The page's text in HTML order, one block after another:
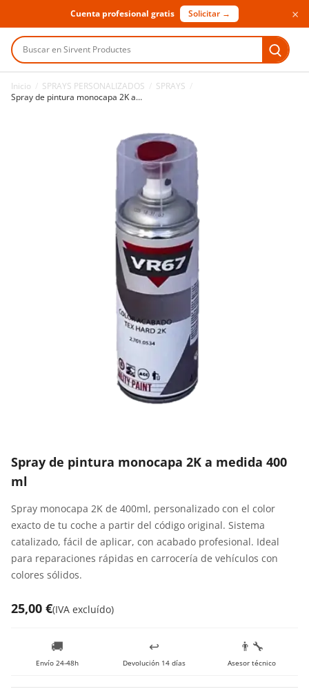
Cuenta profesional gratis Solicitar → ×
Buscar en Sirvent Productes
Inicio SPRAYS PERSONALIZADOS SPRAYS
Spray de pintura monocapa 2K a medida 400 ml
Spray de pintura monocapa 2K a medida 400
ml
Spray monocapa 2K de 400ml, personalizado con el color
exacto de tu coche a partir del código original. Sistema
catalizado, fácil de aplicar, con acabado profesional. Ideal
para reparaciones rápidas en carrocería de vehículos con
colores sólidos.
25,00 €(IVA excluído)
🚚
Envío 24-48h
↩️
Devolución 14 días
👨‍🔧
Asesor técnico